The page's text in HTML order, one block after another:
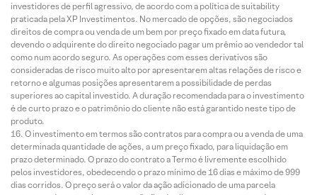
investidores de perfil agressivo, de acordo com a política de suitability
praticada pela XP Investimentos. No mercado de opções, são negociados
direitos de compra ou venda de um bem por preço fixado em data futura,
devendo o adquirente do direito negociado pagar um prêmio ao vendedor tal
como num acordo seguro. As operações com esses derivativos são
consideradas de risco muito alto por apresentarem altas relações de risco e
retorno e algumas posições apresentarem a possibilidade de perdas
superiores ao capital investido. A duração recomendada para o investimento
é de curto prazo e o patrimônio do cliente não está garantido neste tipo de
produto.
O investimento em termos são contratos para compra ou a venda de uma
determinada quantidade de ações, a um preço fixado, para liquidação em
prazo determinado. O prazo do contrato a Termo é livremente escolhido
pelos investidores, obedecendo o prazo mínimo de 16 dias e máximo de 999
dias corridos. O preço será o valor da ação adicionado de uma parcela